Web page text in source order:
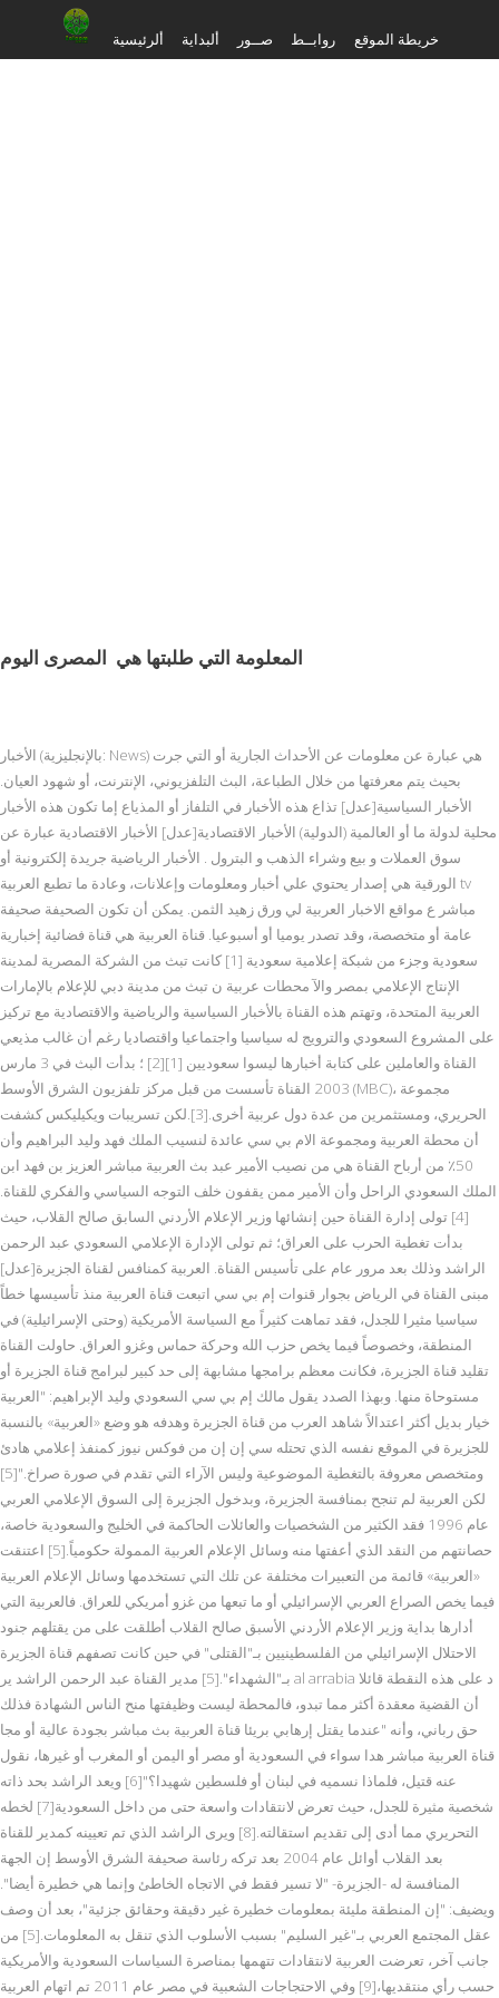
ألرئيسية ألبداية صــور روابــط خريطة الموقع
المعلومة التي طلبتها هي المصرى اليوم
الأخبار (بالإنجليزية: News) هي عبارة عن معلومات عن الأحداث الجارية أو التي جرت
بحيث يتم معرفتها من خلال الطباعة، البث التلفزيوني، الإنترنت، أو شهود العيان.
الأخبار السياسية[عدل] تذاع هذه الأخبار في التلفاز أو المذياع إما تكون هذه الأخبار
محلية لدولة ما أو العالمية (الدولية) الأخبار الاقتصادية[عدل] الأخبار الاقتصادية عبارة عن
سوق العملات و بيع وشراء الذهب و البترول . الأخبار الرياضية جريدة إلكترونية أو
الورقية هي إصدار يحتوي علي أخبار ومعلومات وإعلانات، وعادة ما تطبع العربية tv
مباشر ع مواقع الاخبار العربية لي ورق زهيد الثمن. يمكن أن تكون الصحيفة صحيفة
عامة أو متخصصة، وقد تصدر يوميا أو أسبوعيا. قناة العربية هي قناة فضائية إخبارية
سعودية وجزء من شبكة إعلامية سعودية [1] كانت تبث من الشركة المصرية لمدينة
الإنتاج الإعلامي بمصر والآ محطات عربية ن تبث من مدينة دبي للإعلام بالإمارات
العربية المتحدة، وتهتم هذه القناة بالأخبار السياسية والرياضية والاقتصادية مع تركيز
على المشروع السعودي والترويج له سياسيا واجتماعيا واقتصاديا رغم أن غالب مذيعي
القناة والعاملين على كتابة أخبارها ليسوا سعوديين [1][2] ؛ بدأت البث في 3 مارس
2003 القناة تأسست من قبل مركز تلفزيون الشرق الأوسط (MBC)، مجموعة
الحريري، ومستثمرين من عدة دول عربية أخرى.[3].لكن تسريبات ويكيليكس كشفت
أن محطة العربية ومجموعة الام بي سي عائدة لنسيب الملك فهد وليد البراهيم وأن
50٪ من أرباح القناة هي من نصيب الأمير عبد بث العربية مباشر العزيز بن فهد ابن
الملك السعودي الراحل وأن الأمير ممن يقفون خلف التوجه السياسي والفكري للقناة.
[4] تولى إدارة القناة حين إنشائها وزير الإعلام الأردني السابق صالح القلاب، حيث
بدأت تغطية الحرب على العراق؛ ثم تولى الإدارة الإعلامي السعودي عبد الرحمن
الراشد وذلك بعد مرور عام على تأسيس القناة. العربية كمنافس لقناة الجزيرة[عدل]
مبنى القناة في الرياض بجوار قنوات إم بي سي اتبعت قناة العربية منذ تأسيسها خطاً
سياسيا مثيرا للجدل، فقد تماهت كثيراً مع السياسة الأمريكية (وحتى الإسرائيلية) في
المنطقة، وخصوصاً فيما يخص حزب الله وحركة حماس وغزو العراق. حاولت القناة
تقليد قناة الجزيرة، فكانت معظم برامجها مشابهة إلى حد كبير لبرامج قناة الجزيرة أو
مستوحاة منها. وبهذا الصدد يقول مالك إم بي سي السعودي وليد الإبراهيم: "العربية
خيار بديل أكثر اعتدالاً شاهد العرب من قناة الجزيرة وهدفه هو وضع «العربية» بالنسبة
للجزيرة في الموقع نفسه الذي تحتله سي إن إن من فوكس نيوز كمنفذ إعلامي هادئ
ومتخصص معروفة بالتغطية الموضوعية وليس الآراء التي تقدم في صورة صراخ."[5]
لكن العربية لم تنجح بمنافسة الجزيرة، وبدخول الجزيرة إلى السوق الإعلامي العربي
عام 1996 فقد الكثير من الشخصيات والعائلات الحاكمة في الخليج والسعودية خاصة،
حصانتهم من النقد الذي أعفتها منه وسائل الإعلام العربية الممولة حكومياً.[5] اعتنقت
«العربية» قائمة من التعبيرات مختلفة عن تلك التي تستخدمها وسائل الإعلام العربية
فيما يخص الصراع العربي الإسرائيلي أو ما تبعها من غزو أمريكي للعراق. فالعربية التي
أدارها بداية وزير الإعلام الأردني الأسبق صالح القلاب أطلقت على من يقتلهم جنود
الاحتلال الإسرائيلي من الفلسطينيين بـ"القتلى" في حين كانت تصفهم قناة الجزيرة
بـ"الشهداء".[5] مدير القناة عبد الرحمن الراشد ير al arrabia د على هذه النقطة قائلا
أن القضية معقدة أكثر مما تبدو، فالمحطة ليست وظيفتها منح الناس الشهادة فذلك
حق رباني، وأنه "عندما يقتل إرهابي بريئا قناة العربية بث مباشر بجودة عالية أو مجا
قناة العربية مباشر هدا سواء في السعودية أو مصر أو اليمن أو المغرب أو غيرها، نقول
عنه قتيل، فلماذا نسميه في لبنان أو فلسطين شهيدا؟"[6] ويعد الراشد بحد ذاته
شخصية مثيرة للجدل، حيث تعرض لانتقادات واسعة حتى من داخل السعودية[7] لخطه
التحريري مما أدى إلى تقديم استقالته.[8] ويرى الراشد الذي تم تعيينه كمدير للقناة
بعد القلاب أوائل عام 2004 بعد تركه رئاسة صحيفة الشرق الأوسط إن الجهة
المنافسة له -الجزيرة- "لا تسير فقط في الاتجاه الخاطئ وإنما هي خطيرة أيضا".
ويضيف: "إن المنطقة مليئة بمعلومات خطيرة غير دقيقة وحقائق جزئية"، بعد أن وصف
عقل المجتمع العربي بـ"غير السليم" بسبب الأسلوب الذي تنقل به المعلومات.[5] من
جانب آخر، تعرضت العربية لانتقادات تتهمها بمناصرة السياسات السعودية والأمريكية
حسب رأي منتقديها،[9] وفي الاحتجاجات الشعبية في مصر عام 2011 تم اتهام العربية